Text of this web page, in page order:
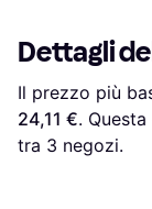
Dettagli
Il prezzo più
24,11 €.
tra 3 negozi.